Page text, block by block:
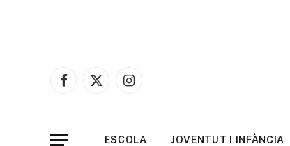
Facebook
X
Instagram
ESCOLA JOVENTUT I INFÀNCIA